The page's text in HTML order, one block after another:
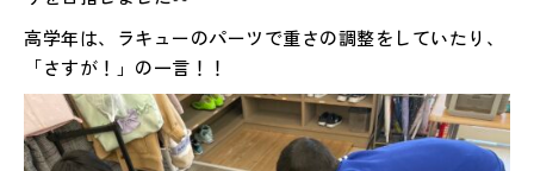
高学年は、ラキューのパーツで重さの調整をしていたり、
「さすが！」の一言！！